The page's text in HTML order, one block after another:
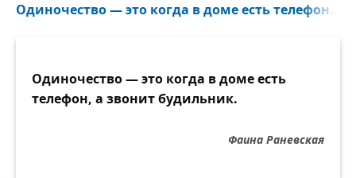
Одиночество — это когда в доме есть телефон...
Одиночество — это когда в доме есть
телефон, а звонит будильник.
Фаина Раневская